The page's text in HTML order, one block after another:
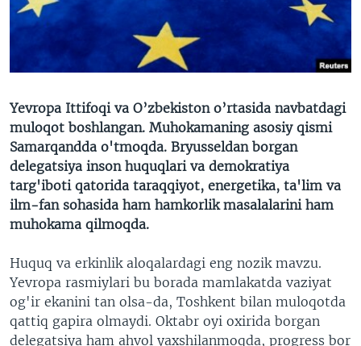
VIDEO
XABARLAR SURATLARDA
ODNOKLASSNIKI
TWITTER
SOUNDCLOUD
VOA
Yevropa Ittifoqi va O’zbekiston o’rtasida navbatdagi
muloqot boshlangan. Muhokamaning asosiy qismi
Samarqandda o'tmoqda. Bryusseldan borgan
delegatsiya inson huquqlari va demokratiya
targ'iboti qatorida taraqqiyot, energetika, ta'lim va
ilm-fan sohasida ham hamkorlik masalalarini ham
muhokama qilmoqda.
Huquq va erkinlik aloqalardagi eng nozik mavzu.
Yevropa rasmiylari bu borada mamlakatda vaziyat
og'ir ekanini tan olsa-da, Toshkent bilan muloqotda
qattiq gapira olmaydi. Oktabr oyi oxirida borgan
delegatsiya ham ahvol yaxshilanmoqda, progress bor